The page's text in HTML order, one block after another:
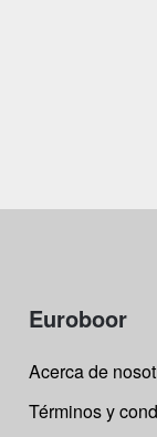
Euroboor
Acerca de
Términos y